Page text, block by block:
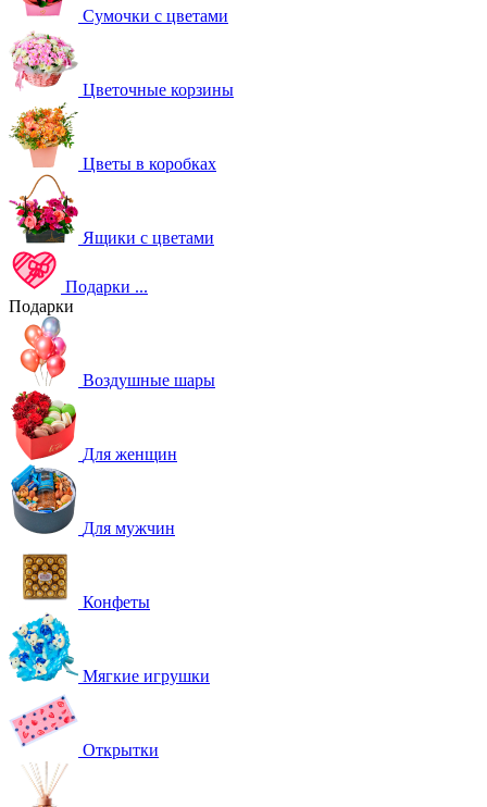
Сумочки с цветами
Цветочные корзины
Цветы в коробках
Ящики с цветами
Подарки ...
Подарки
Воздушные шары
Для женщин
Для мужчин
Конфеты
Мягкие игрушки
Открытки